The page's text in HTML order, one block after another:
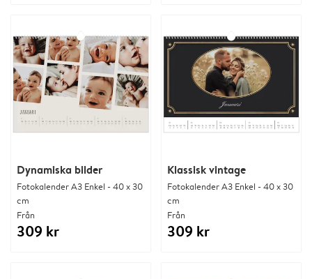
Dynamiska bilder
Fotokalender A3 Enkel - 40 x 30
cm
Från
309 kr
Klassisk vintage
Fotokalender A3 Enkel - 40 x 30
cm
Från
309 kr